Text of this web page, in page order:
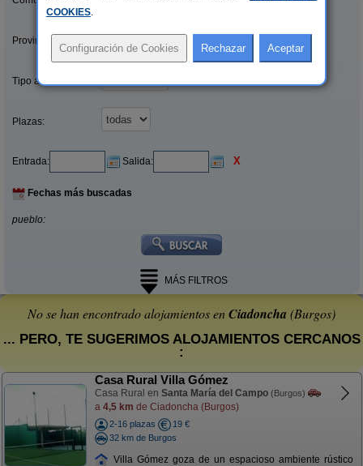
Provincias/Islas:
Tipo alquiler:
Plazas:
Entrada: Salida: X
Fechas más buscadas
pueblo:
MÁS FILTROS
No se han encontrado alojamientos enCiadoncha (Burgos)
... PERO, TE SUGERIMOS ALOJAMIENTOS CERCANOS
:
Casa Rural Villa Gómez
Casa Rural en Santa María del Campo (Burgos)
a 4,5 km de Ciadoncha (Burgos)
2-16 plazas
19 €
32 km de Burgos
Villa Gómez goza de un espacioso ambiente rústico
COOKIES.